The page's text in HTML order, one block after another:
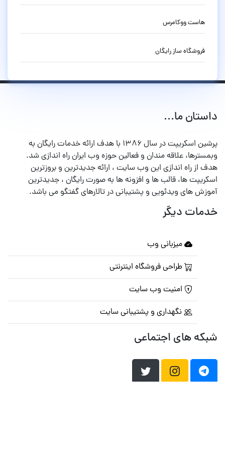
هاست ووکامرس
فروشگاه ساز رایگان
داستان ما...
پرشین اسکریپت در سال ۱۳۸۶ با هدف ارائه خدمات رایگان به
وبمسترها، علاقه مندان و فعالین حوزه وب ایران راه اندازی شد.
هدف از راه اندازی این وب سایت ، ارائه جدیدترین و بروزترین
اسکریپت ها، قالب ها و افزونه ها به صورت رایگان ، جدیدترین
آموزش های ویدئویی و پشتیبانی در تالارهای گفتگو می باشد.
خدمات دیگر
میزبانی وب
طراحی فروشگاه اینترنتی
امنیت وب سایت
نگهداری و پشتیبانی سایت
شبکه های اجتماعی